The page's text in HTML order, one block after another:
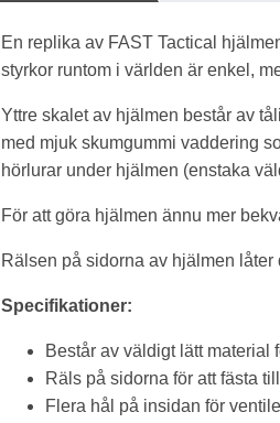
En replika av FAST Tactical
styrkor runtom i världen är enkel,
Yttre skalet av hjälmen består av
med mjuk skumgummi vaddering
hörlurar under hjälmen (enstaka
För att göra hjälmen ännu mer
Rälsen på sidorna av hjälmen
Specifikationer:
Består av väldigt lätt material
Räls på sidorna för att fästa
Flera hål på insidan för